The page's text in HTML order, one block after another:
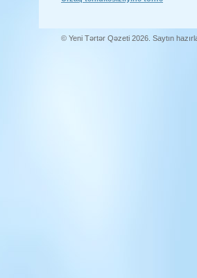
© Yeni Tərtər Qəzeti 2026. Saytın